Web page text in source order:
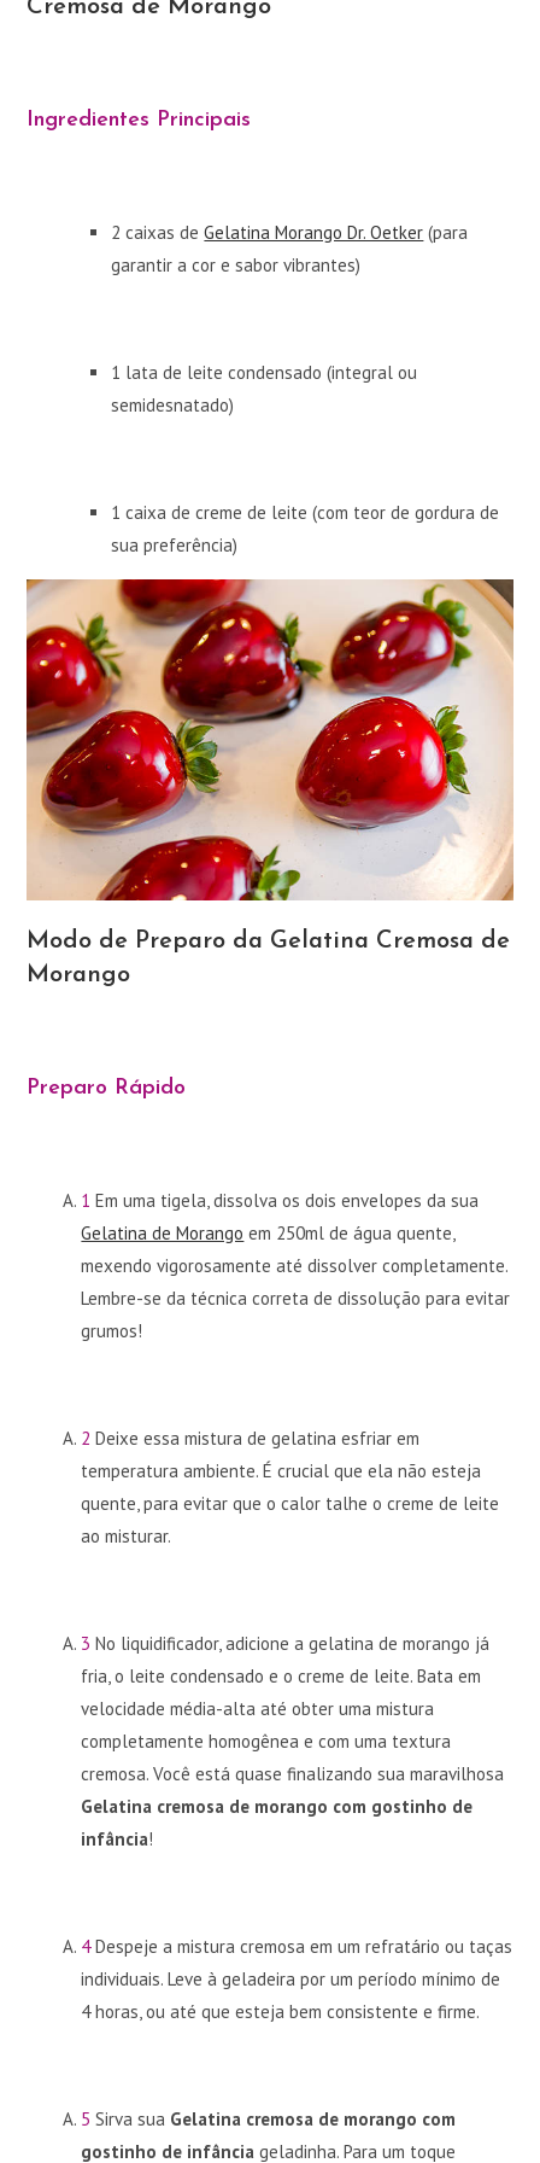
Cremosa de Morango
Ingredientes Principais
2 caixas deGelatina Morango Dr. Oetker (para
garantir a cor e sabor vibrantes)
1 lata de leite condensado (integral ou
semidesnatado)
1 caixa de creme de leite (com teor de gordura de
sua preferência)
Modo de Preparo da Gelatina Cremosa de
Morango
Preparo Rápido
1 Em uma tigela, dissolva os dois envelopes da sua
Gelatina de Morango em 250ml de água quente,
mexendo vigorosamente até dissolver completamente.
Lembre-se da técnica correta de dissolução para evitar
grumos!
2 Deixe essa mistura de gelatina esfriar em
temperatura ambiente. É crucial que ela não esteja
quente, para evitar que o calor talhe o creme de leite
ao misturar.
3 No liquidificador, adicione a gelatina de morango já
fria, o leite condensado e o creme de leite. Bata em
velocidade média-alta até obter uma mistura
completamente homogênea e com uma textura
cremosa. Você está quase finalizando sua maravilhosa
Gelatina cremosa de morango com gostinho de
infância!
4 Despeje a mistura cremosa em um refratário ou taças
individuais. Leve à geladeira por um período mínimo de
4 horas, ou até que esteja bem consistente e firme.
5 Sirva sua Gelatina cremosa de morango com
gostinho de infância geladinha. Para um toque